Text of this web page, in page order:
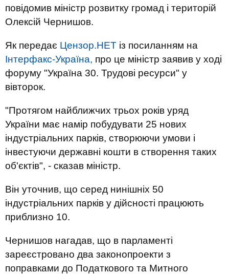
повідомив міністр розвитку громад і територій
Олексій Чернишов.
Як передає Цензор.НЕТ із посиланням на
Інтерфакс-Україна, про це міністр заявив у ході
форуму "Україна 30. Трудові ресурси" у
вівторок.
"Протягом найближчих трьох років уряд
України має намір побудувати 25 нових
індустріальних парків, створюючи умови і
інвестуючи державні кошти в створення таких
об'єктів", - сказав міністр.
Він уточнив, що серед нинішніх 50
індустріальних парків у дійсності працюють
приблизно 10.
Чернишов нагадав, що в парламенті
зареєстровано два законопроекти з
поправками до Податкового та Митного